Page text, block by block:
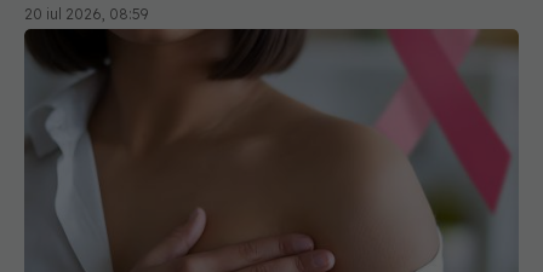
20 iul 2026, 08:59